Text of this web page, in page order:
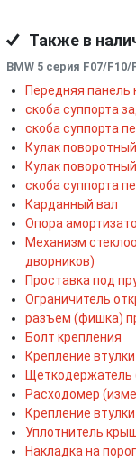
Также в
BMW 5 серия F07/F10/
Передняя панель
скоба суппорта
скоба суппорта
Кулак
Кулак
скоба суппорта
Карданный вал
Опора
Механизм
дворников)
Проставка под
Ограничитель
разъем (фишка)
Болт крепления
Крепление
Щеткодержатель
Расходомер
Крепление
Уплотнитель
Накладка на